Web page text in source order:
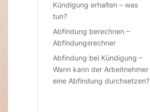
Kündigung erhalten – was
tun?
Abfindung berechnen –
Abfindungsrechner
Abfindung bei Kündigung –
Wann kann der Arbeitnehmer
eine Abfindung durchsetzen?